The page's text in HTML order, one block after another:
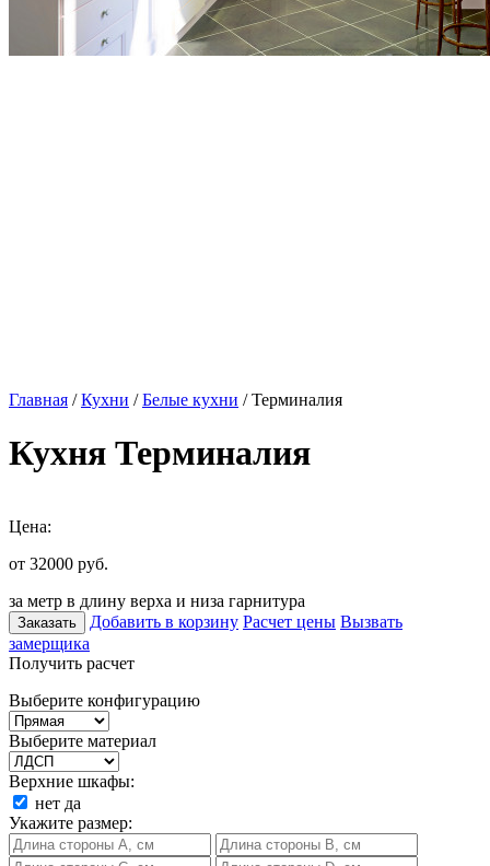
Главная /Кухни /Белые кухни / Терминалия
Кухня Терминалия
Цена:
от 32000 руб.
за метр в длину верха и низа гарнитура
Заказать Добавить в корзину Расчет цены Вызвать
замерщика
Получить расчет
Выберите конфигурацию
Выберите материал
Верхние шкафы:
нет да
Укажите размер: